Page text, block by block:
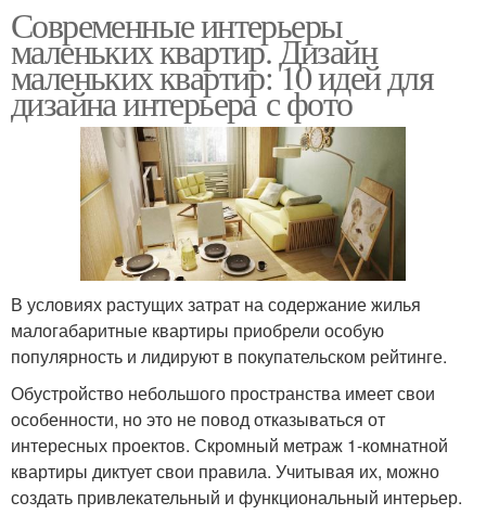
Современные интерьеры
маленьких квартир. Дизайн
маленьких квартир: 10 идей для
дизайна интерьера с фото
В условиях растущих затрат на содержание жилья
малогабаритные квартиры приобрели особую
популярность и лидируют в покупательском рейтинге.
Обустройство небольшого пространства имеет свои
особенности, но это не повод отказываться от
интересных проектов. Скромный метраж 1-комнатной
квартиры диктует свои правила. Учитывая их, можно
создать привлекательный и функциональный интерьер.